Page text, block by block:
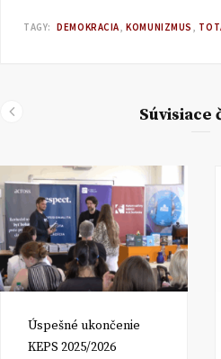
TAGY: DEMOKRACIA KOMUNIZMUS
Súvisiace
Úspešné ukončenie
KEPS 2025/2026